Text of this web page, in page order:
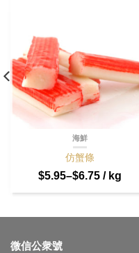
海鮮
仿蟹條
$5.95–$6.75/ kg
微信公衆號